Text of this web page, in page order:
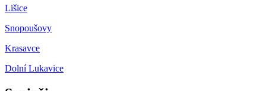
Lišice
Snopoušovy
Krasavce
Dolní Lukavice